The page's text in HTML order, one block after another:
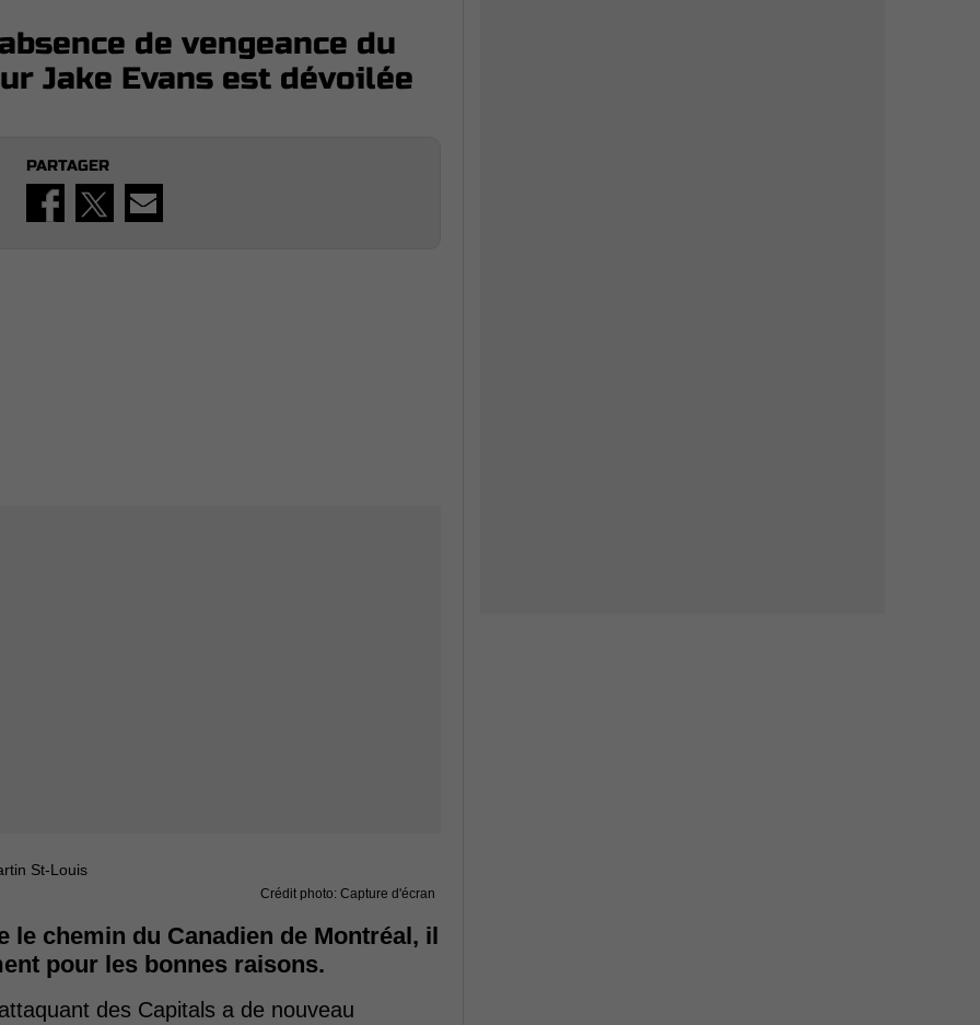
de vengeance du
Jake Evans est dévoilée
PARTAGER
Crédit photo: Capture d'écran
le chemin du Canadien de Montréal, il
pour les bonnes raisons.
des Capitals a de nouveau